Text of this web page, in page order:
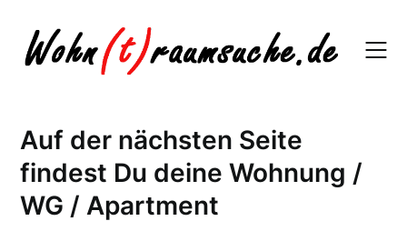
content
Auf der nächsten Seite
findest Du deine Wohnung /
WG / Apartment